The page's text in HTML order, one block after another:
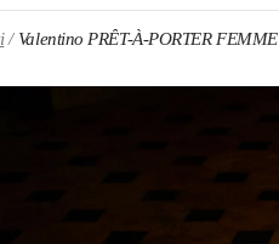
Valentino PRÊT-À-PORTER FEMME